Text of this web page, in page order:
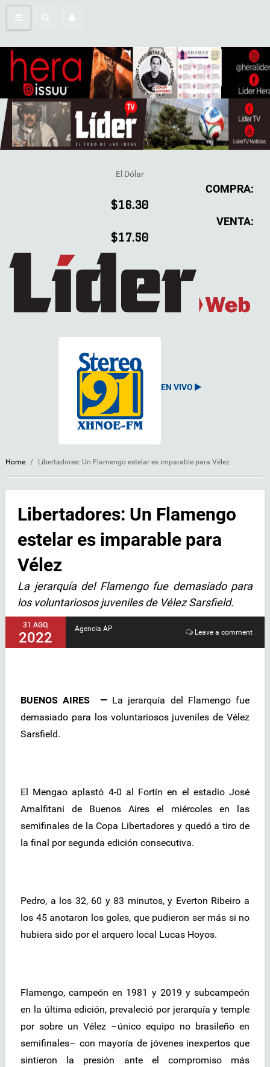
El Dólar
COMPRA:
$16.30
VENTA:
$17.50
EN VIVO
Home / Libertadores: Un Flamengo estelar es imparable para Vélez
Libertadores: Un Flamengo
estelar es imparable para
Vélez
La jerarquía del Flamengo fue demasiado para
los voluntariosos juveniles de Vélez Sarsfield.
31 AGO,
2022
Agencia AP Leave a comment
BUENOS AIRES —La jerarquía del Flamengo fue
demasiado para los voluntariosos juveniles de Vélez
Sarsfield.
El Mengao aplastó 4-0 al Fortín en el estadio José
Amalfitani de Buenos Aires el miércoles en las
semifinales de la Copa Libertadores y quedó a tiro de
la final por segunda edición consecutiva.
Pedro, a los 32, 60 y 83 minutos, y Everton Ribeiro a
los 45 anotaron los goles, que pudieron ser más si no
hubiera sido por el arquero local Lucas Hoyos.
Flamengo, campeón en 1981 y 2019 y subcampeón
en la última edición, prevaleció por jerarquía y temple
por sobre un Vélez –único equipo no brasileño en
semifinales– con mayoría de jóvenes inexpertos que
sintieron la presión ante el compromiso más